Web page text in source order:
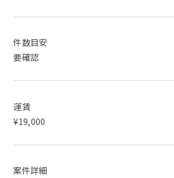
件数目安
要確認
運賃
¥19,000
案件詳細